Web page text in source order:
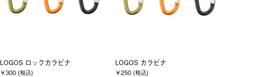
LOGOS ロックカラビナ
￥300 (税込)
LOGOS カラビナ
￥250 (税込)